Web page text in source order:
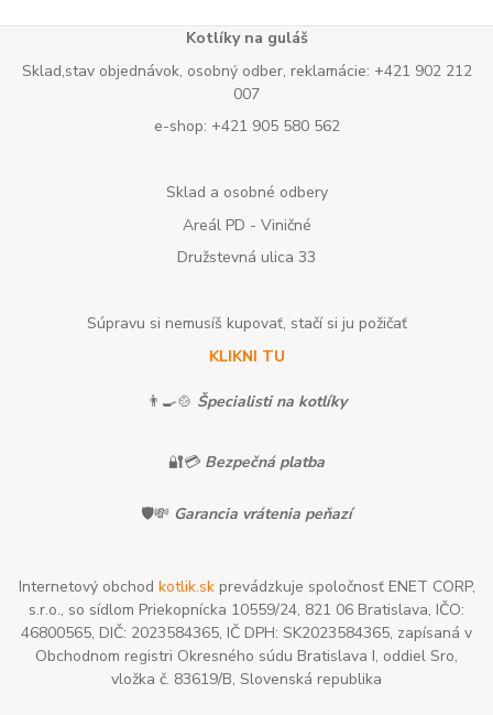
Kotlíky na guláš
Sklad,stav objednávok, osobný odber, reklamácie: +421 902 212
007
e-shop: +421 905 580 562
Sklad a osobné odbery
Areál PD - Viničné
Družstevná ulica 33
Súpravu si nemusíš kupovať, stačí si ju požičať
KLIKNI TU
👨‍🍳🍲 Špecialisti na kotlíky
🔐💳 Bezpečná platba
🛡️💸 Garancia vrátenia peňazí
Internetový obchod kotlik.skprevádzkuje spoločnosť ENET CORP,
s.r.o., so sídlom Priekopnícka 10559/24, 821 06 Bratislava, IČO:
46800565, DIČ: 2023584365, IČ DPH: SK2023584365, zapísaná v
Obchodnom registri Okresného súdu Bratislava I, oddiel Sro,
vložka č. 83619/B, Slovenská republika